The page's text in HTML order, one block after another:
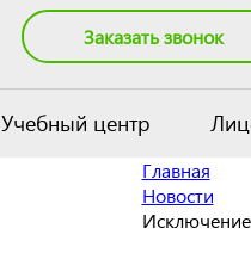
Заказать звонок
Учебный центр
Главная
Новости